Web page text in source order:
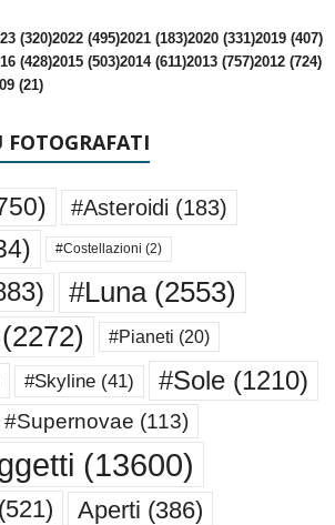
(320)2022 (495)2021 (183)2020 (331)2019 (407)
(428)2015 (503)2014 (611)2013 (757)2012 (724)
(21)
FOTOGRAFATI
#Asteroidi (183)
#Costellazioni (2)
#Luna(2553)
(2272) #Pianeti (20)
#Skyline (41) #Sole (1210)
#Supernovae (113)
(13600)
(521) Aperti (386)